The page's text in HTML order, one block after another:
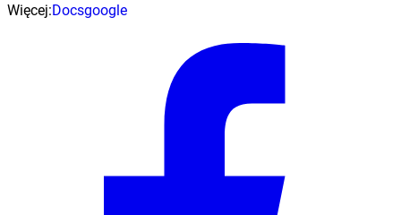
Więcej:Docsgoogle